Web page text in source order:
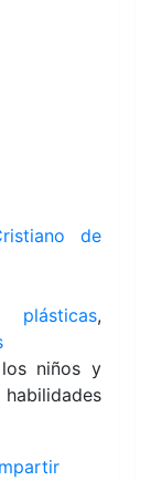
de
plásticas,
y